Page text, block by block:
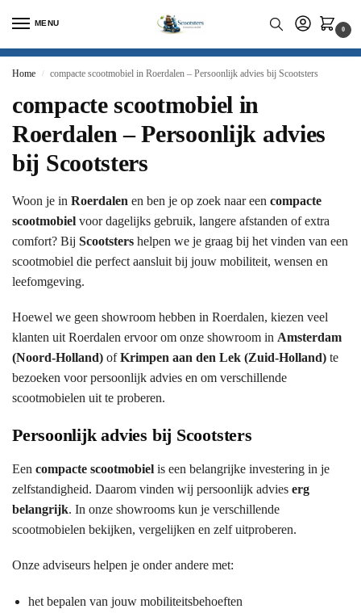
MENU
0
Home / compacte scootmobiel in Roerdalen – Persoonlijk advies bij Scootsters
compacte scootmobiel in
Roerdalen – Persoonlijk advies
bij Scootsters
Woon je in Roerdalen en ben je op zoek naar een compacte
scootmobiel voor dagelijks gebruik, langere afstanden of extra
comfort? Bij Scootsters helpen we je graag bij het vinden van een
scootmobiel die perfect aansluit bij jouw mobiliteit, wensen en
leefomgeving.
Hoewel we geen showroom hebben in Roerdalen, kiezen veel
klanten uit Roerdalen ervoor om onze showroom in Amsterdam
(Noord-Holland) ofKrimpen aan den Lek (Zuid-Holland) te
bezoeken voor persoonlijk advies en om verschillende
scootmobielen uit te proberen.
Persoonlijk advies bij Scootsters
Een compacte scootmobiel is een belangrijke investering in je
zelfstandigheid. Daarom vinden wij persoonlijk advies erg
belangrijk. In onze showrooms kun je verschillende
scootmobielen bekijken, vergelijken en zelf uitproberen.
Onze adviseurs helpen je onder andere met:
het bepalen van jouw mobiliteitsbehoeften